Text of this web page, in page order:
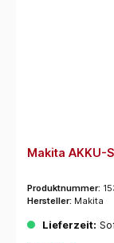
Makita AKKU-
Produktnummer:
Hersteller: Makita
Lieferzeit: